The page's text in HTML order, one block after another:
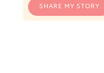
SHARE MY STORY